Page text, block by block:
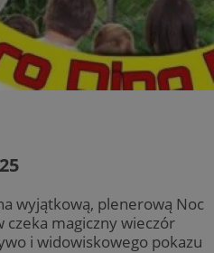
wyjątkową, plenerową Noc
czeka magiczny wieczór
i widowiskowego pokazu